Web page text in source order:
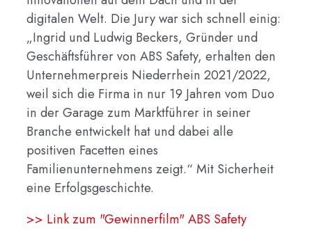
digitalen Welt. Die Jury war sich schnell einig:
„Ingrid und Ludwig Beckers, Gründer und
Geschäftsführer von ABS Safety, erhalten den
Unternehmerpreis Niederrhein 2021/2022,
weil sich die Firma in nur 19 Jahren vom Duo
in der Garage zum Marktführer in seiner
Branche entwickelt hat und dabei alle
positiven Facetten eines
Familienunternehmens zeigt.“ Mit Sicherheit
eine Erfolgsgeschichte.
>> Link zum "Gewinnerfilm" ABS Safety